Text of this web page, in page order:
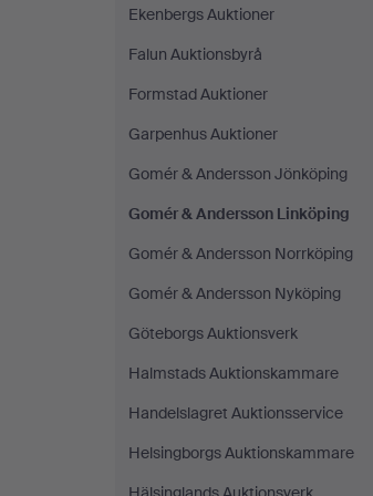
Ekenbergs Auktioner
Falun Auktionsbyrå
Formstad Auktioner
Garpenhus Auktioner
Gomér & Andersson Jönköping
Gomér & Andersson Linköping
Gomér & Andersson Norrköping
Gomér & Andersson Nyköping
Göteborgs Auktionsverk
Halmstads Auktionskammare
Handelslagret Auktionsservice
Helsingborgs Auktionskammare